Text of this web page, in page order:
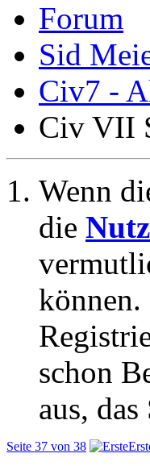
Forum
Sid
Civ7 -
Civ VII
Wenn
die
schon
aus,
Seite 37 von 38